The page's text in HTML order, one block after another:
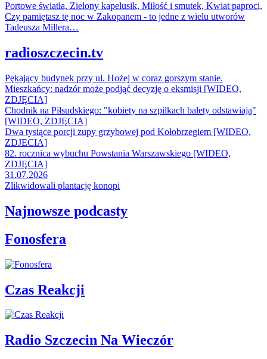
Portowe światła, Zielony kapelusik, Miłość i smutek, Kwiat paproci,
Czy pamiętasz tę noc w Zakopanem - to jedne z wielu utworów
Tadeusza Millera…
radioszczecin.tv
Pękający budynek przy ul. Hożej w coraz gorszym stanie.
Mieszkańcy: nadzór może podjąć decyzję o eksmisji [WIDEO,
ZDJĘCIA]
Chodnik na Piłsudskiego: "kobiety na szpilkach balety odstawiają"
[WIDEO, ZDJĘCIA]
Dwa tysiące porcji zupy grzybowej pod Kołobrzegiem [WIDEO,
ZDJECIA]
82. rocznica wybuchu Powstania Warszawskiego [WIDEO,
ZDJĘCIA]
31.07.2026
Zlikwidowali plantację konopi
Najnowsze podcasty
Fonosfera
Czas Reakcji
Radio Szczecin Na Wieczór